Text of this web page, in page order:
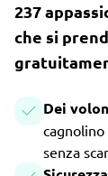
237
che si
Dei
senza